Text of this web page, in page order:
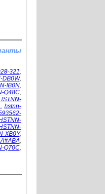
321,
DB0W,
IB0N,
Q48C,
, hstnn-
XB0Y,
,
Q70C,